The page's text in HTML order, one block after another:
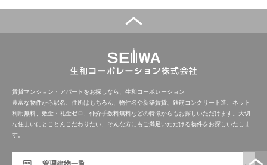
賃貸マンション・アパートをお探しなら、生和コーポレーション
豊富な物件から駅名、住所はもちろん、物件名や新築賃貸、鉄筋コンクリート造、ネット
利用無料、敷金・礼金ゼロ、仲介手数料無料などの特徴からもお探しいただけます。大切
な住まいにとことんこだわりたい、そんな方にもご満足いただける物件をお探しいたしま
す。